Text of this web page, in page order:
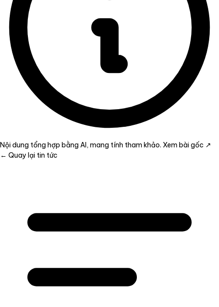
Nội dung tổng hợp bằng AI, mang tính tham khảo. Xem bài gốc ↗
← Quay lại tin tức